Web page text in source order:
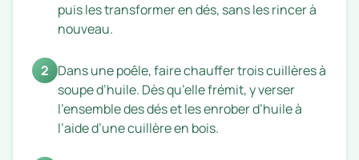
puis les transformer en dés, sans les rincer à
nouveau.
2 Dans une poêle, faire chauffer trois cuillères à
soupe d’huile. Dès qu’elle frémit, y verser
l’ensemble des dés et les enrober d’huile à
l’aide d’une cuillère en bois.